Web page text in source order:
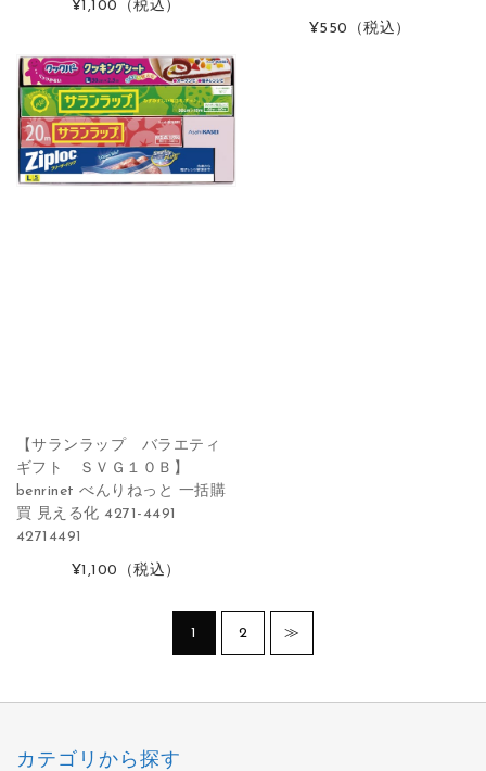
¥1,100 （税込）
¥550 （税込）
【サランラップ バラエティ
ギフト ＳＶＧ１０Ｂ】
benrinet べんりねっと 一括購
買 見える化 4271-4491
42714491
¥1,100 （税込）
1 2 ≫
カテゴリから探す